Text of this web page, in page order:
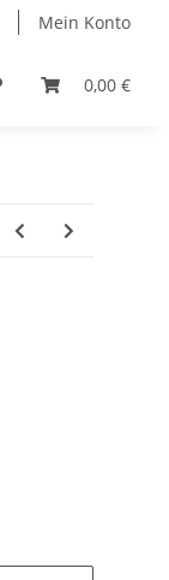
Mein Konto
0,00 €